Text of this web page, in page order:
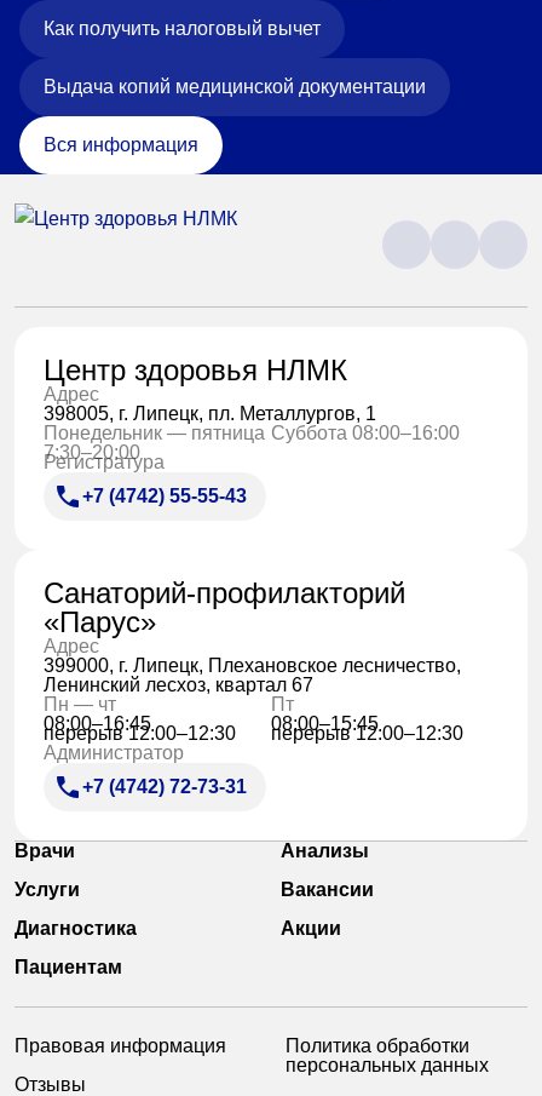
Как получить налоговый вычет
Выдача копий медицинской документации
Вся информация
Центр здоровья НЛМК
Адрес
398005, г. Липецк, пл. Металлургов, 1
Понедельник — пятница
7:30–20:00
Суббота 08:00–16:00
Регистратура
+7 (4742) 55-55-43
Санаторий-профилакторий
«Парус»
Адрес
399000, г. Липецк, Плехановское лесничество,
Ленинский лесхоз, квартал 67
Пн — чт
08:00–16:45
перерыв 12:00–12:30
Пт
08:00–15:45
перерыв 12:00–12:30
Администратор
+7 (4742) 72-73-31
Врачи
Анализы
Услуги
Вакансии
Диагностика
Акции
Пациентам
Правовая информация
Отзывы
Политика обработки
персональных данных